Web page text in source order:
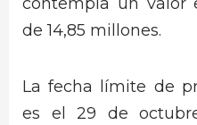
de 14,85 millones.
La fecha límite de
es el 29 de